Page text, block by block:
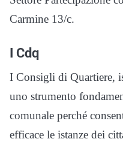
Carmine 13/c.
I Cdq
I Consigli di Quartiere,
uno strumento
comunale perché
efficace le istanze dei